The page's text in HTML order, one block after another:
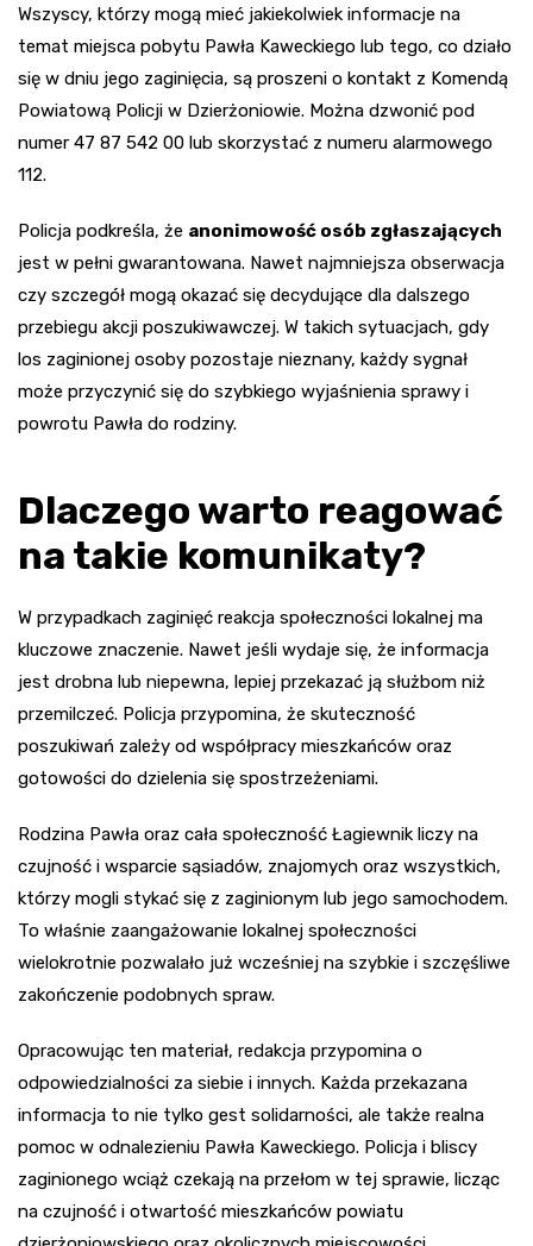
Wszyscy, którzy mogą mieć jakiekolwiek informacje na
temat miejsca pobytu Pawła Kaweckiego lub tego, co działo
się w dniu jego zaginięcia, są proszeni o kontakt z Komendą
Powiatową Policji w Dzierżoniowie. Można dzwonić pod
numer 47 87 542 00 lub skorzystać z numeru alarmowego
112.
Policja podkreśla, że anonimowość osób zgłaszających
jest w pełni gwarantowana. Nawet najmniejsza obserwacja
czy szczegół mogą okazać się decydujące dla dalszego
przebiegu akcji poszukiwawczej. W takich sytuacjach, gdy
los zaginionej osoby pozostaje nieznany, każdy sygnał
może przyczynić się do szybkiego wyjaśnienia sprawy i
powrotu Pawła do rodziny.
Dlaczego warto reagować
na takie komunikaty?
W przypadkach zaginięć reakcja społeczności lokalnej ma
kluczowe znaczenie. Nawet jeśli wydaje się, że informacja
jest drobna lub niepewna, lepiej przekazać ją służbom niż
przemilczeć. Policja przypomina, że skuteczność
poszukiwań zależy od współpracy mieszkańców oraz
gotowości do dzielenia się spostrzeżeniami.
Rodzina Pawła oraz cała społeczność Łagiewnik liczy na
czujność i wsparcie sąsiadów, znajomych oraz wszystkich,
którzy mogli stykać się z zaginionym lub jego samochodem.
To właśnie zaangażowanie lokalnej społeczności
wielokrotnie pozwalało już wcześniej na szybkie i szczęśliwe
zakończenie podobnych spraw.
Opracowując ten materiał, redakcja przypomina o
odpowiedzialności za siebie i innych. Każda przekazana
informacja to nie tylko gest solidarności, ale także realna
pomoc w odnalezieniu Pawła Kaweckiego. Policja i bliscy
zaginionego wciąż czekają na przełom w tej sprawie, licząc
na czujność i otwartość mieszkańców powiatu